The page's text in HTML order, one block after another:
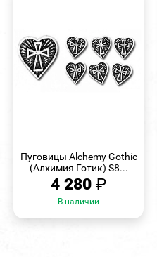
Пуговицы Alchemy Gothic
(Алхимия Готик) S8...
4 280 ₽
В наличии